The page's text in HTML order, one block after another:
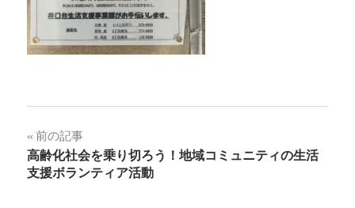
投
稿
前の記事
高齢化社会を乗り切ろう！地域コミュニティの生活
支援ボランティア活動